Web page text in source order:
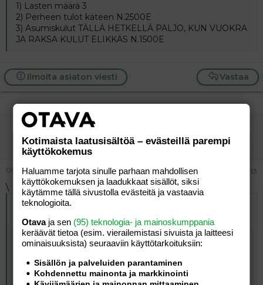
1) Lasten määrä 3
2) Perheen tulot käteen N.2500E
3) Asumiskulut TÄLLÄ HETKELLÄ PALJO, KUN VUOKRA
JA RAKSA KULUT ELIKKÄS N.1500E
Vastaa
Ilmoita asiaton viesti
äityliini74
Jäsen
09.01.2006 #13
\
Alkuperäinen kirjoittaja
Vastatkaa lyhyesti:
1) Lasten määrä
2) Perheen tulot käteen
Kotimaista laatusisältöä – evästeillä parempi
käyttökokemus
Haluamme tarjota sinulle parhaan mahdollisen
käyttökokemuksen ja laadukkaat sisällöt, siksi
käytämme tällä sivustolla evästeitä ja vastaavia
teknologioita.
Otavaja sen (95) teknologia- ja mainoskumppania
keräävät tietoa (esim. vierailemis­tasi sivuista ja laitteesi
ominaisuuk­sista) seuraaviin käyttötarkoituksiin:
Sisällön ja palveluiden parantaminen
Kohdennettu mainonta ja markkinointi